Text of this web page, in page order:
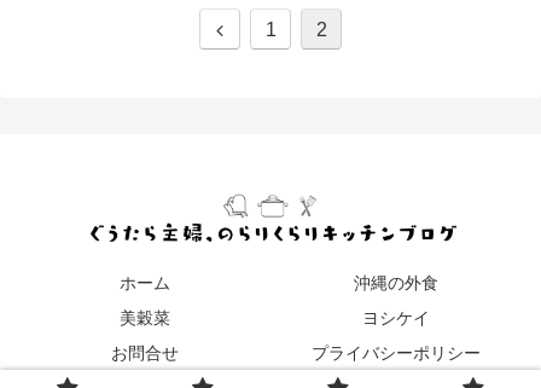
1 2
ホーム
沖縄の外食
美穀菜
ヨシケイ
お問合せ
プライバシーポリシー